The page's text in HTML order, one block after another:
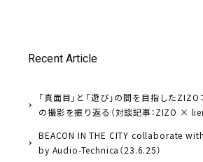
Recent Article
「真面目」と「遊び」の間を目指した
の撮影を振り返る（対談記事：ZIZO ×
BEACON IN THE CITY collaborate
by Audio-Technica（23.6.25）